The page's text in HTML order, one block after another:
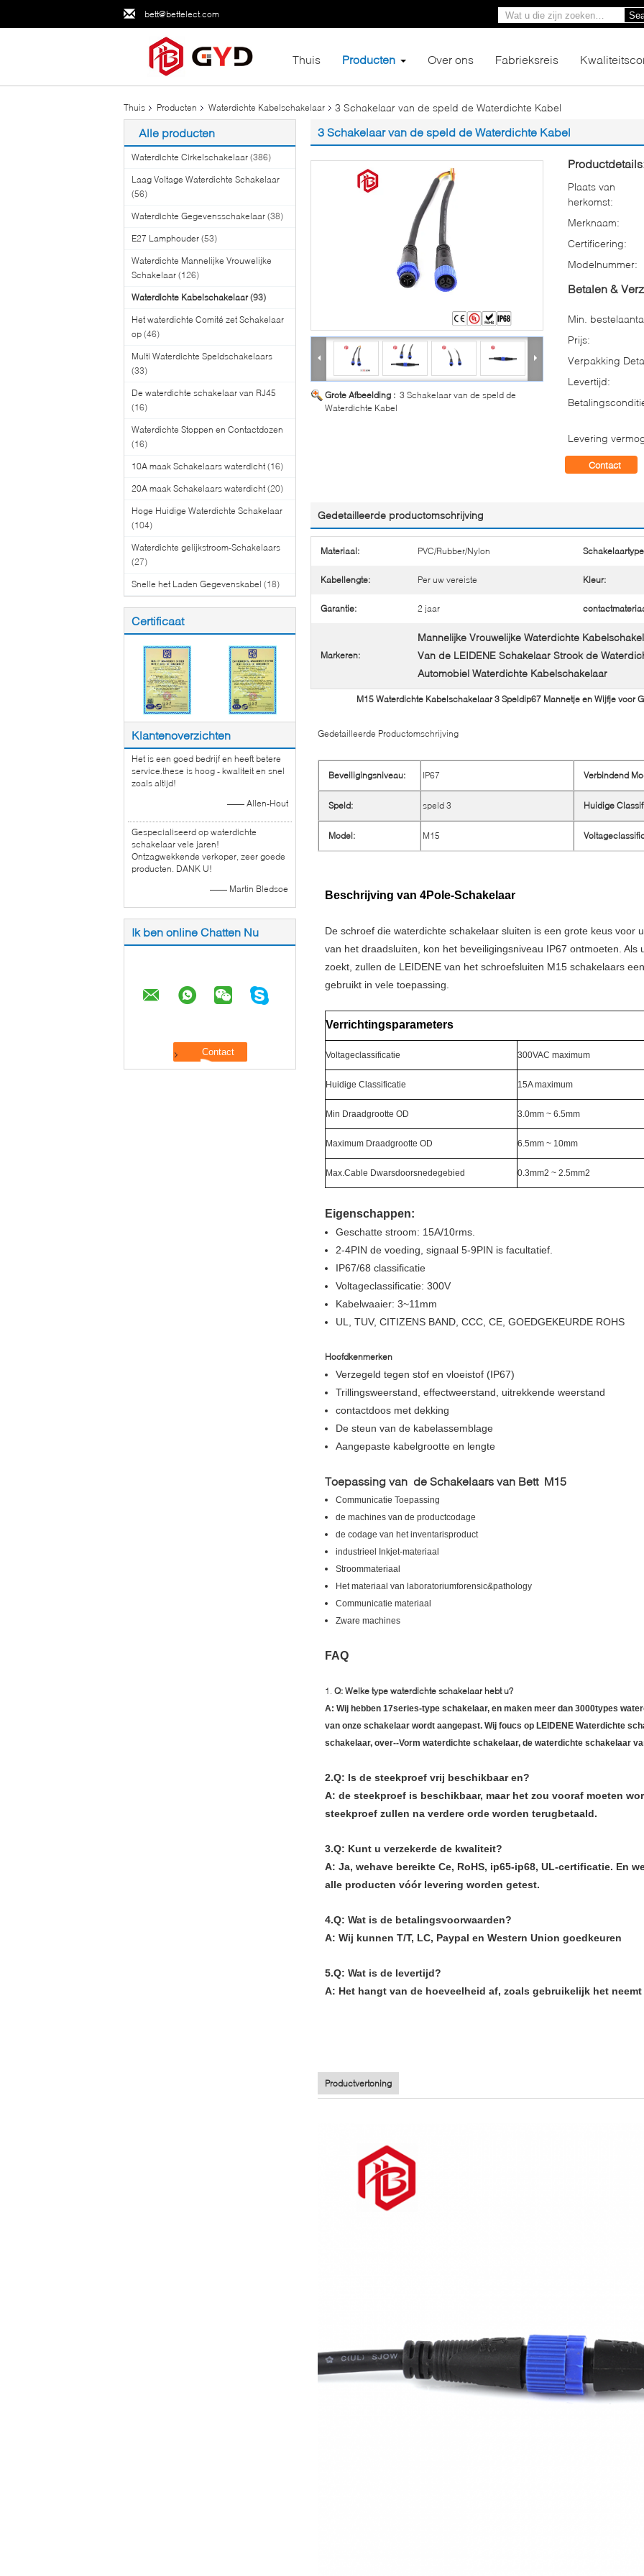
bett@bettelect.com
Thuis Producten Over ons Fabrieksreis
Thuis Producten Waterdichte Kabelschakelaar 3 Schakelaar van de speld de Waterdichte Kabel
Alle producten
Waterdichte Cirkelschakelaar (386)
Laag Voltage Waterdichte Schakelaar
(56)
Waterdichte Gegevensschakelaar (38)
E27 Lamphouder (53)
Waterdichte Mannelijke Vrouwelijke
Schakelaar (126)
Waterdichte Kabelschakelaar (93)
Het waterdichte Comité zet Schakelaar
op (46)
Multi Waterdichte Speldschakelaars
(33)
De waterdichte schakelaar van RJ45
(16)
Waterdichte Stoppen en Contactdozen
(16)
10A maak Schakelaars waterdicht (16)
20A maak Schakelaars waterdicht (20)
Hoge Huidige Waterdichte Schakelaar
(104)
Waterdichte gelijkstroom-Schakelaars
(27)
Snelle het Laden Gegevenskabel (18)
Certificaat
Klantenoverzichten
Het is een goed bedrijf en heeft betere
service.these is hoog - kwaliteit en snel
zoals altijd!
—— Allen-Hout
Gespecialiseerd op waterdichte
schakelaar vele jaren!
Ontzagwekkende verkoper, zeer goede
producten. DANK U!
—— Martin Bledsoe
Ik ben online Chatten Nu
3 Schakelaar van de speld de Waterdichte Kabel
Grote Afbeelding : 3 Schakelaar van de speld de
Waterdichte Kabel
Plaats van
herkomst:
Merknaam:
Certificering:
Modelnummer:
Betalen &
Min.
Prijs:
Verpakking
Levertijd:
Levering
Contact
Gedetailleerde productomschrijving
Materiaal: PVC/Rubber/Nylon
Kabellengte: Per uw vereiste Kleur:
Garantie: 2 jaar
Markeren:
Mannelijke Vrouwelijke Waterdichte
Van de LEIDENE Schakelaar Strook de
Automobiel Waterdichte Kabelschakelaar
M15 Waterdichte Kabelschakelaar 3 Speldip67 Mannetje en Wijfje voor
Gedetailleerde Productomschrijving
Beveiligingsniveau: IP67 Verbindend
Speld: speld 3 Huidige
Model: M15
Beschrijving van 4Pole-Schakelaar
De schroef die waterdichte schakelaar sluiten is een grote keus voor
van het draadsluiten, kon het beveiligingsniveau IP67 ontmoeten. Als
zoekt, zullen de LEIDENE van het schroefsluiten M15 schakelaars
gebruikt in vele toepassing.
Verrichtingsparameters
Voltageclassificatie 300VAC maximum
Huidige Classificatie 15A maximum
Min Draadgrootte OD 3.0mm ~ 6.5mm
Maximum Draadgrootte OD 6.5mm ~ 10mm
Max.Cable Dwarsdoorsnedegebied 0.3mm2 ~ 2.5mm2
Eigenschappen:
Geschatte stroom: 15A/10rms.
2-4PIN de voeding, signaal 5-9PIN is facultatief.
IP67/68 classificatie
Voltageclassificatie: 300V
Kabelwaaier: 3~11mm
UL, TUV, CITIZENS BAND, CCC, CE, GOEDGEKEURDE ROHS
Hoofdkenmerken
Verzegeld tegen stof en vloeistof (IP67)
Trillingsweerstand, effectweerstand, uitrekkende weerstand
contactdoos met dekking
De steun van de kabelassemblage
Aangepaste kabelgrootte en lengte
Toepassing van de Schakelaars van Bett M15
Communicatie Toepassing
de machines van de productcodage
de codage van het inventarisproduct
industrieel Inkjet-materiaal
Stroommateriaal
Het materiaal van laboratoriumforensic&pathology
Communicatie materiaal
Zware machines
FAQ
1. Q: Welke type waterdichte schakelaar hebt u?
A: Wij hebben 17series-type schakelaar, en maken meer dan 3000types
van onze schakelaar wordt aangepast. Wij foucs op LEIDENE Waterdichte
schakelaar, over--Vorm waterdichte schakelaar, de waterdichte schakelaar
2.Q: Is de steekproef vrij beschikbaar en?
A: de steekproef is beschikbaar, maar het zou vooraf moeten
steekproef zullen na verdere orde worden terugbetaald.
3.Q: Kunt u verzekerde de kwaliteit?
A: Ja, wehave bereikte Ce, RoHS, ip65-ip68, UL-certificatie. En
alle producten vóór levering worden getest.
4.Q: Wat is de betalingsvoorwaarden?
A: Wij kunnen T/T, LC, Paypal en Western Union goedkeuren
5.Q: Wat is de levertijd?
A: Het hangt van de hoeveelheid af, zoals gebruikelijk het
Productvertoning